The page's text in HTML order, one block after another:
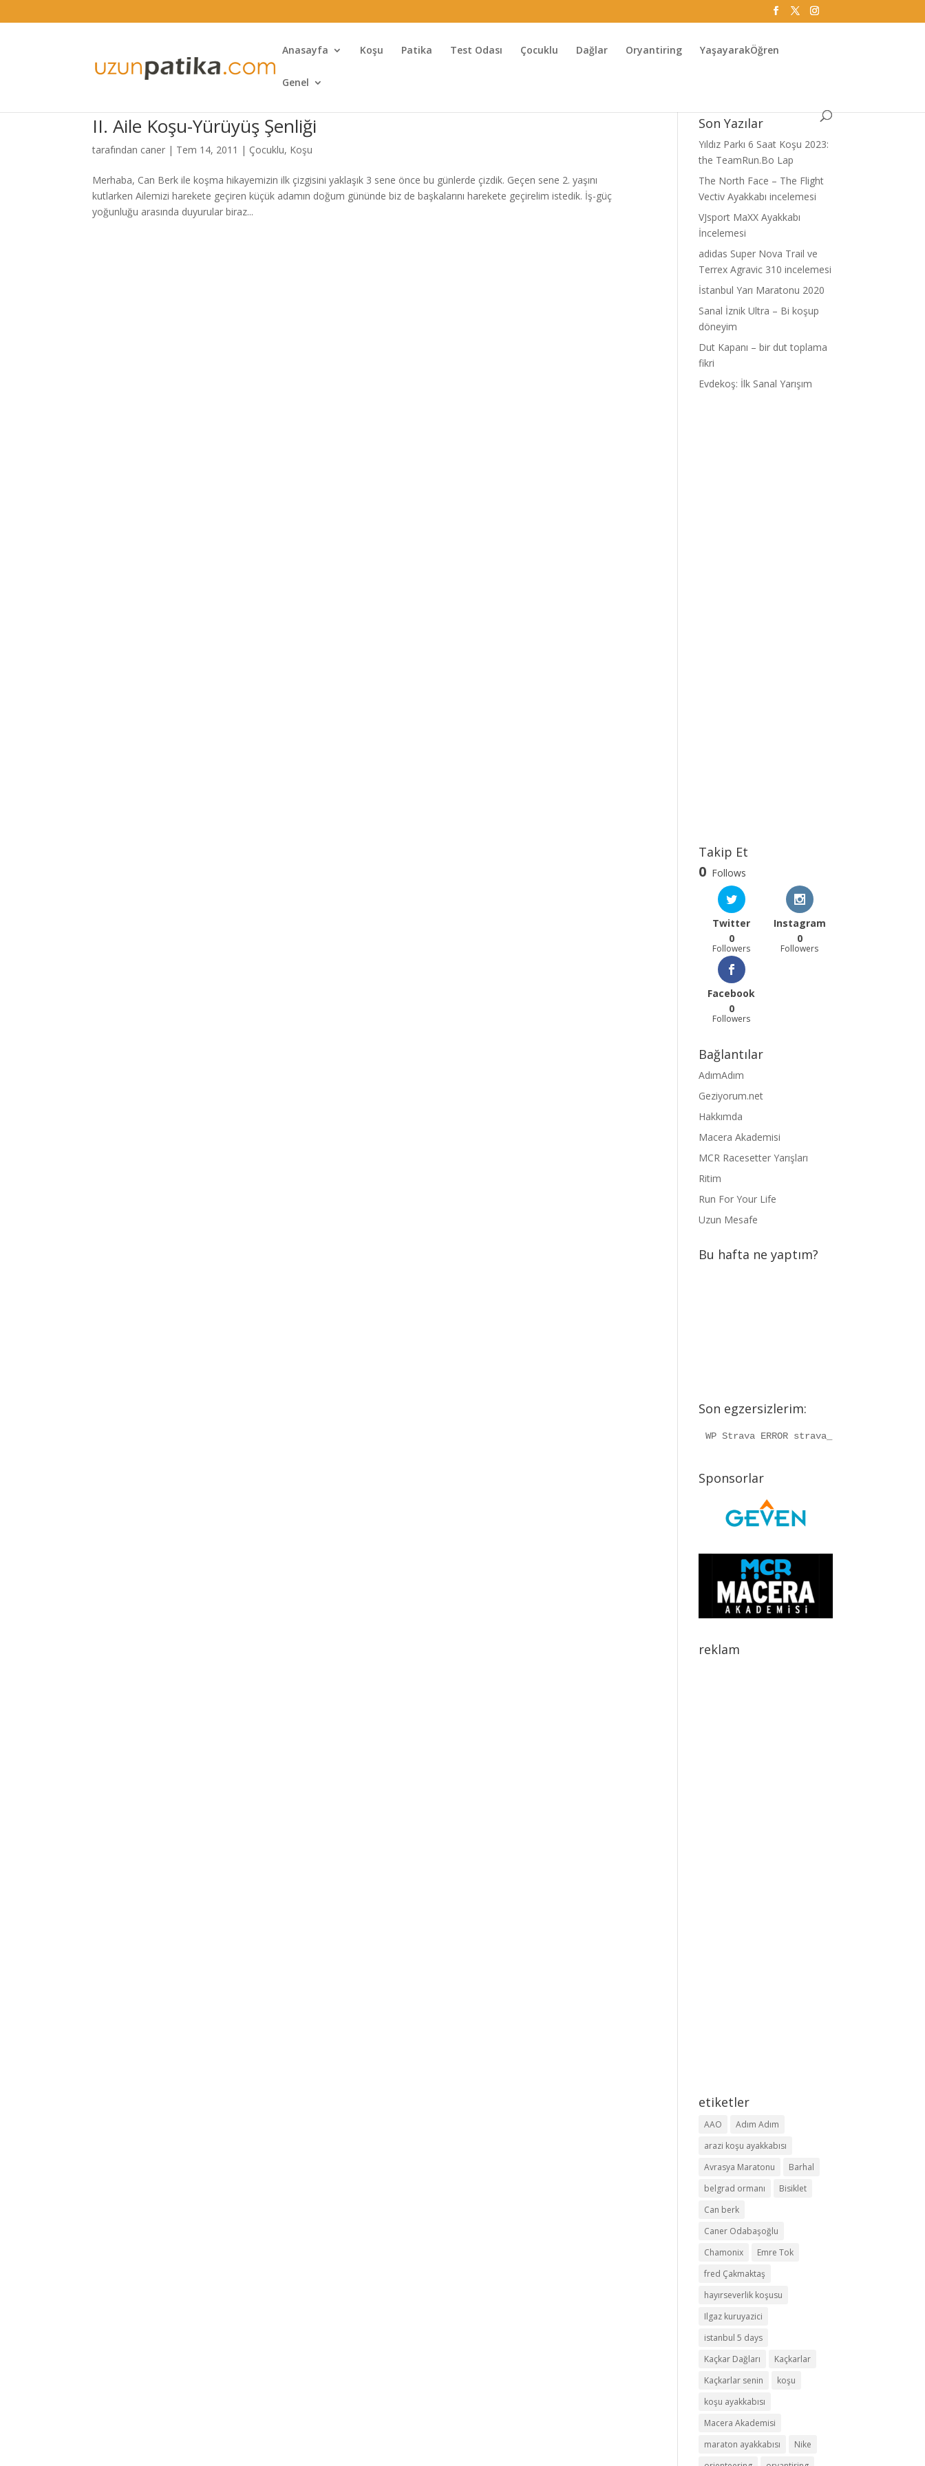
Anasayfa Koşu Patika Test Odası Çocuklu Dağlar Oryantiring YaşayarakÖğren
Genel
II. Aile Koşu-Yürüyüş Şenliği
tarafından caner | Tem 14, 2011 | Çocuklu, Koşu
Merhaba, Can Berk ile koşma hikayemizin ilk çizgisini yaklaşık 3 sene önce bu günlerde çizdik. Geçen sene 2. yaşını
kutlarken Ailemizi harekete geçiren küçük adamın doğum gününde biz de başkalarını harekete geçirelim istedik. İş-güç
yoğunluğu arasında duyurular biraz...
Son Yazılar
Yıldız Parkı 6 Saat Koşu 2023:
the TeamRun.Bo Lap
The North Face – The Flight
Vectiv Ayakkabı incelemesi
VJsport MaXX Ayakkabı
İncelemesi
adidas Super Nova Trail ve
Terrex Agravic 310 incelemesi
İstanbul Yarı Maratonu 2020
Sanal İznik Ultra – Bi koşup
döneyim
Dut Kapanı – bir dut toplama
fikri
Evdekoş: İlk Sanal Yarışım
Takip Et
0 Follows
Twitter
0
Followers
Instagram
0
Followers
Facebook
0
Followers
Bağlantılar
AdımAdım
Geziyorum.net
Hakkımda
Macera Akademisi
MCR Racesetter Yarışları
Ritim
Run For Your Life
Uzun Mesafe
Bu hafta ne yaptım?
Son egzersizlerim:
WP Strava ERROR strava_info should
Sponsorlar
reklam
etiketler
AAO
Adım Adım
arazi koşu ayakkabısı
Avrasya Maratonu
Barhal
belgrad ormanı
Bisiklet
Can berk
Caner Odabaşoğlu
Chamonix
Emre Tok
fred Çakmaktaş
hayırseverlik koşusu
Ilgaz kuruyazici
istanbul 5 days
Kaçkar Dağları
Kaçkarlar
Kaçkarlar senin
koşu
koşu ayakkabısı
Macera Akademisi
maraton ayakkabısı
Nike